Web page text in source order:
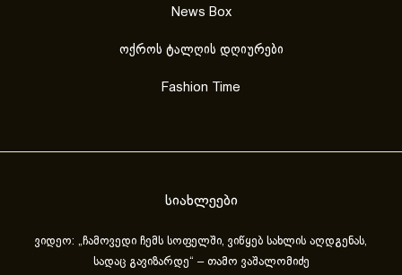
News Box
ოქროს ტალღის დღიურები
Fashion Time
სიახლეები
ვიდეო: „ჩამოვედი ჩემს სოფელში, ვიწყებ სახლის აღდგენას,
სადაც გავიზარდე“ – თამო ვაშალომიძე